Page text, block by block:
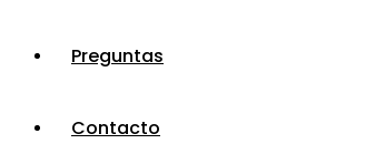
Preguntas
Contacto